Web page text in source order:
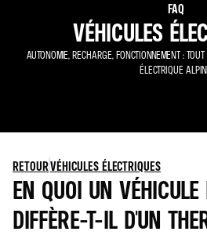
FAQ
VÉHICULES
AUTONOMIE, RECHARGE, FONCTIONNEMENT :
ÉLECTRIQUE
RETOURVÉHICULES ÉLECTRIQUES
EN QUOI UN VÉHICULE
DIFFÈRE-T-IL D'UN